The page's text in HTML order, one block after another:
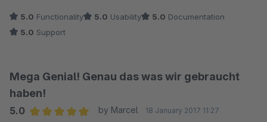
5.0 Functionality 5.0 Usability 5.0 Documentation
5.0 Support
Mega Genial! Genau das was wir gebraucht
haben!
5.0
by Marcel 18 January 2017 11:27